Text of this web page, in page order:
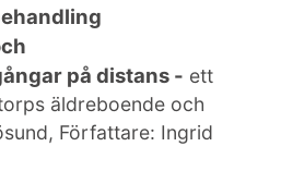
på distans - ett
äldreboende och
Författare: Ingrid